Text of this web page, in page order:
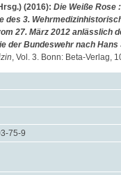
(2016): Die Weiße Rose :
des 3.
27. März 2012 anlässlich
der Bundeswehr nach Hans
, Vol. 3. Bonn: Beta-Verlag,
75-9